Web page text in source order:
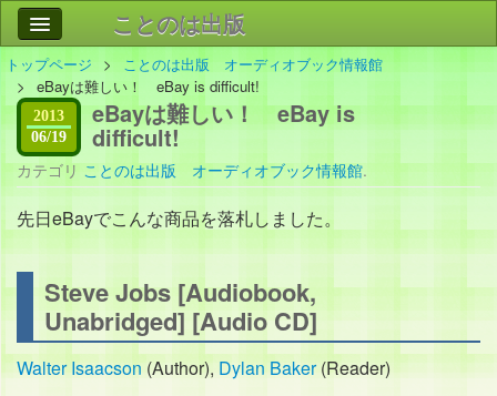
ことのは出版
作品
事業案内
会社情報
お問い合わせ
トップページ
ことのは出版 オーディオブック情報館
eBayは難しい！ eBay is difficult!
2013
06/19
eBayは難しい！ eBay is
difficult!
カテゴリ ことのは出版 オーディオブック情報館.
先日eBayでこんな商品を落札しました。
Steve Jobs [Audiobook,
Unabridged] [Audio CD]
Walter Isaacson(Author), Dylan Baker(Reader)